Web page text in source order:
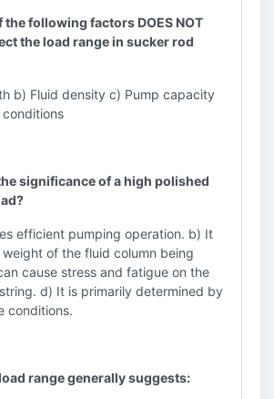
the following factors DOES NOT
the load range in sucker rod
b) Fluid density c) Pump capacity
significance of a high polished
efficient pumping operation. b) It
of the fluid column being
cause stress and fatigue on the
d) It is primarily determined by
conditions.
range generally suggests: